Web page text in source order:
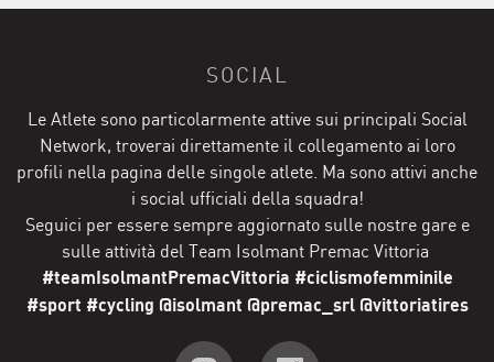
SOCIAL
Le Atlete sono particolarmente attive sui principali Social
Network, troverai direttamente il collegamento ai loro
profili nella pagina delle singole atlete. Ma sono attivi anche
i social ufficiali della squadra!
Seguici per essere sempre aggiornato sulle nostre gare e
sulle attività del Team Isolmant Premac Vittoria
#teamIsolmantPremacVittoria #ciclismofemminile
#sport #cycling @isolmant @premac_srl @vittoriatires